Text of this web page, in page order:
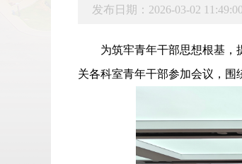
发布日期：2026-03-02 11:49:00
为筑牢青年干部思想根基，
关各科室青年干部参加会议，围